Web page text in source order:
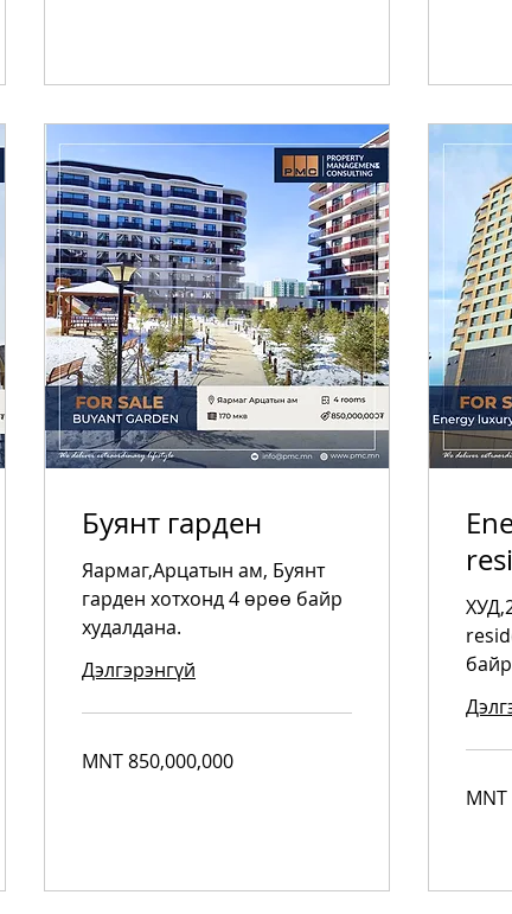
Буянт гарден
Яармаг,Арцатын ам, Буянт
гарден хотхонд 4 өрөө байр
худалдана.
Дэлгэрэнгүй
Mongolian
MNT 850,000,000